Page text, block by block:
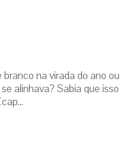
na virada do ano ou
alinhava? Sabia que isso